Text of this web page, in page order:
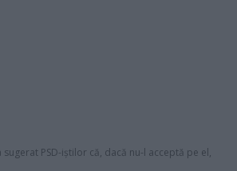
sugerat PSD-iștilor că, dacă nu-l acceptă pe el,